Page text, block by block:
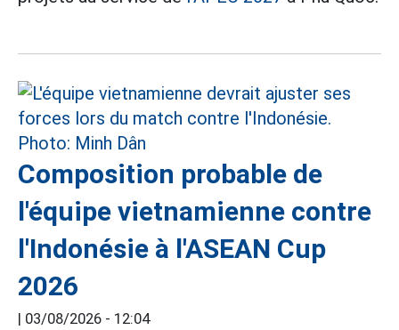
Composition probable de
l'équipe vietnamienne contre
l'Indonésie à l'ASEAN Cup
2026
| 03/08/2026 - 12:04